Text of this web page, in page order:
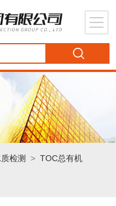
检测 >TOC总有机